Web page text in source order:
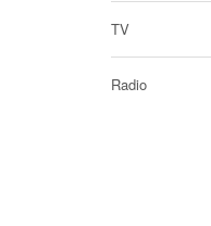
TV
Radio